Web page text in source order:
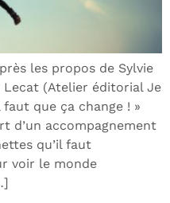
les propos de Sylvie
(Atelier éditorial Je
que ça change ! »
d’un accompagnement
qu’il faut
voir le monde